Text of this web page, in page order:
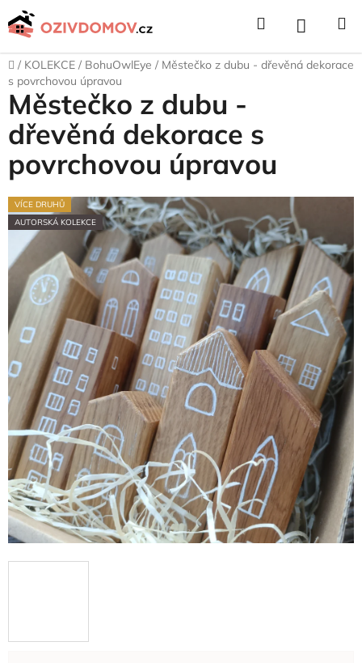
Přejít
na
Hledat NÁKUPNÍ
KOŠÍK
Domů
/ KOLEKCE / BohuOwlEye / Městečko z dubu - dřevěná dekorace
s povrchovou úpravou
Městečko z dubu -
dřevěná dekorace s
povrchovou úpravou
VÍCE DRUHŮ
AUTORSKÁ KOLEKCE